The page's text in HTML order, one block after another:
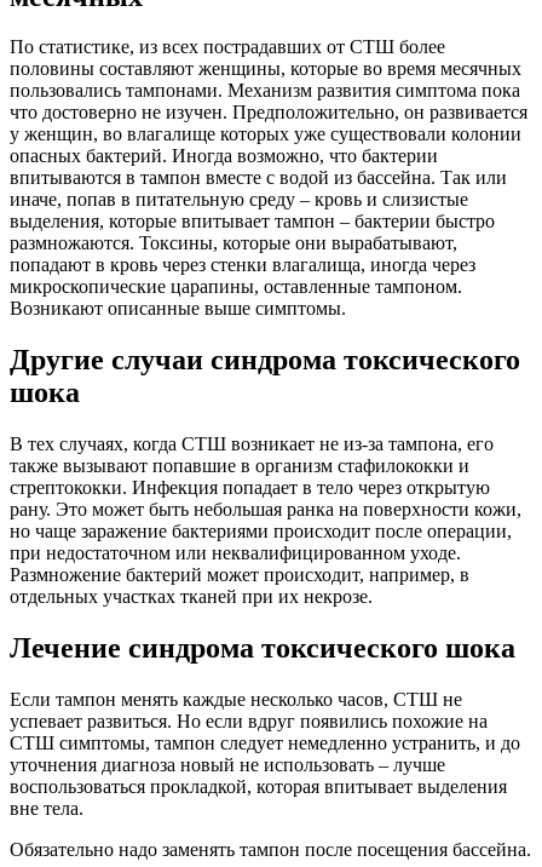
По статистике, из всех пострадавших от СТШ более
половины составляют женщины, которые во время месячных
пользовались тампонами. Механизм развития симптома пока
что достоверно не изучен. Предположительно, он развивается
у женщин, во влагалище которых уже существовали колонии
опасных бактерий. Иногда возможно, что бактерии
впитываются в тампон вместе с водой из бассейна. Так или
иначе, попав в питательную среду – кровь и слизистые
выделения, которые впитывает тампон – бактерии быстро
размножаются. Токсины, которые они вырабатывают,
попадают в кровь через стенки влагалища, иногда через
микроскопические царапины, оставленные тампоном.
Возникают описанные выше симптомы.
Другие случаи синдрома токсического
шока
В тех случаях, когда СТШ возникает не из-за тампона, его
также вызывают попавшие в организм стафилококки и
стрептококки. Инфекция попадает в тело через открытую
рану. Это может быть небольшая ранка на поверхности кожи,
но чаще заражение бактериями происходит после операции,
при недостаточном или неквалифицированном уходе.
Размножение бактерий может происходит, например, в
отдельных участках тканей при их некрозе.
Лечение синдрома токсического шока
Если тампон менять каждые несколько часов, СТШ не
успевает развиться. Но если вдруг появились похожие на
СТШ симптомы, тампон следует немедленно устранить, и до
уточнения диагноза новый не использовать – лучше
воспользоваться прокладкой, которая впитывает выделения
вне тела.
Обязательно надо заменять тампон после посещения бассейна.